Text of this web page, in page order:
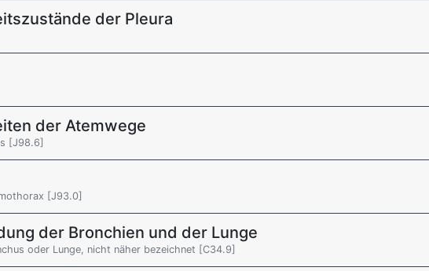
der Pleura
der Atemwege
[J98.6]
[J93.0]
der Bronchien und der Lunge
oder Lunge, nicht näher bezeichnet [C34.9]